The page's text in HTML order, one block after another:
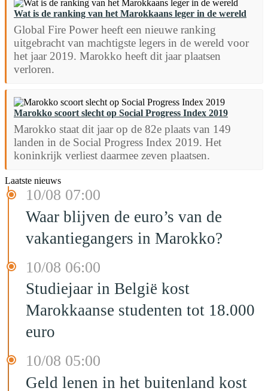
Wat is de ranking van het Marokkaans leger in de wereld
Global Fire Power heeft een nieuwe ranking
uitgebracht van machtigste legers in de wereld voor
het jaar 2019. Marokko heeft dit jaar plaatsen
verloren.
Marokko scoort slecht op Social Progress Index 2019
Marokko staat dit jaar op de 82e plaats van 149
landen in de Social Progress Index 2019. Het
koninkrijk verliest daarmee zeven plaatsen.
Laatste nieuws
10/08 07:00
Waar blijven de euro’s van de
vakantiegangers in Marokko?
10/08 06:00
Studiejaar in België kost
Marokkaanse studenten tot 18.000
euro
10/08 05:00
Geld lenen in het buitenland kost